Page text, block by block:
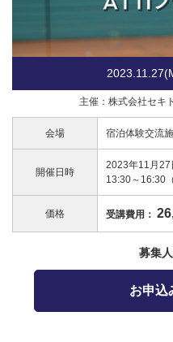
主催：株式会社セキ
会場 宿泊体験交流
開催日時
2023年11月27
13:30～16:30
価格 受講費用：
募集
お申込